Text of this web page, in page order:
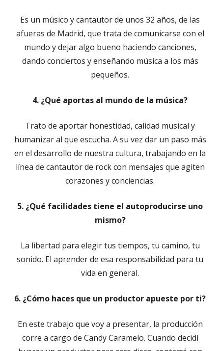
Es un músico y cantautor de unos 32 años, de las
afueras de Madrid, que trata de comunicarse con el
mundo y dejar algo bueno haciendo canciones,
dando conciertos y enseñando música a los más
pequeños.
4. ¿Qué aportas al mundo de la música?
Trato de aportar honestidad, calidad musical y
humanizar al que escucha. A su vez dar un paso más
en el desarrollo de nuestra cultura, trabajando en la
línea de cantautor de rock con mensajes que agiten
corazones y conciencias.
5. ¿Qué facilidades tiene el autoproducirse uno
mismo?
La libertad para elegir tus tiempos, tu camino, tu
sonido. El aprender de esa responsabilidad para tu
vida en general.
6. ¿Cómo haces que un productor apueste por ti?
En este trabajo que voy a presentar, la producción
corre a cargo de Candy Caramelo. Cuando decidí